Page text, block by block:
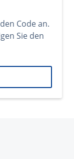
Code an.
Sie den